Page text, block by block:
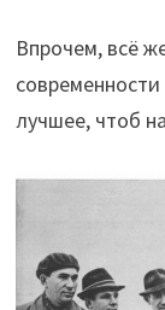
Впрочем, всё
лучшее, чтоб